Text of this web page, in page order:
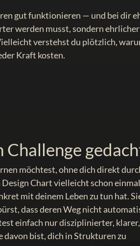
gut funktionieren — und bei dir
werden musst, sondern ehrlicher
verstehst du plötzlich,
Kraft kosten.
Challenge
möchtest, ohne dich direkt
Chart vielleicht schon
mit deinem Leben zu tun hat.
dass deren Weg nicht
einfach nur disziplinierter, klarer,
davon bist, dich in Strukturen zu